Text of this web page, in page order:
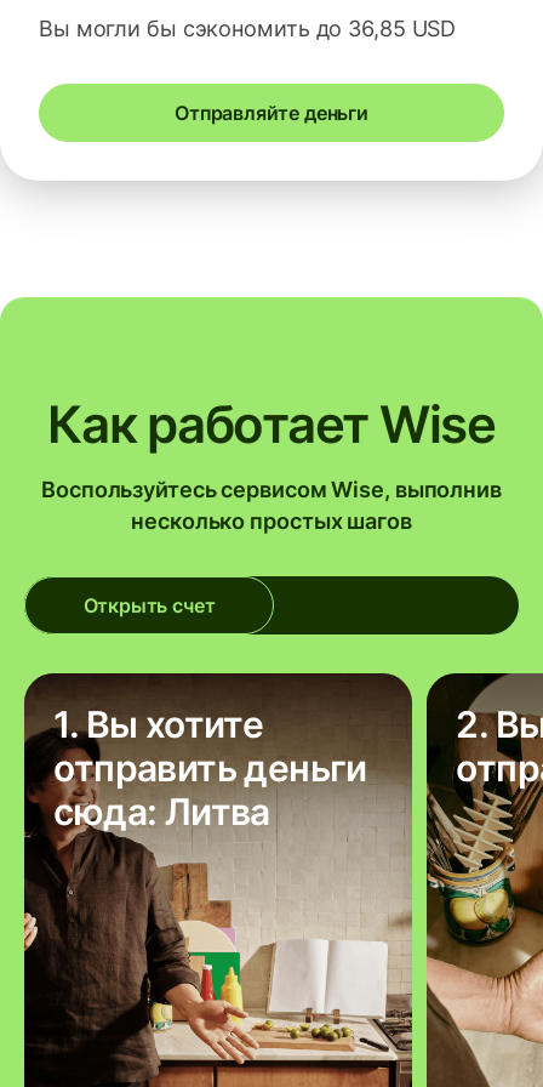
Вы могли бы сэкономить до 36,85 USD
Отправляйте деньги
Как работает Wise
Воспользуйтесь сервисом Wise, выполнив
несколько простых шагов
Открыть счет
1. Вы хотите
отправить деньги
сюда: Литва
2.